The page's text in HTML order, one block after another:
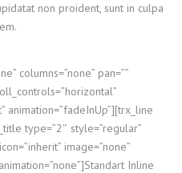
non proident, sunt in culpa
columns=”none” pan=””
animation=”fadeInUp”][trx_line
type=”2″ style=”regular”
image=”none”
Inline